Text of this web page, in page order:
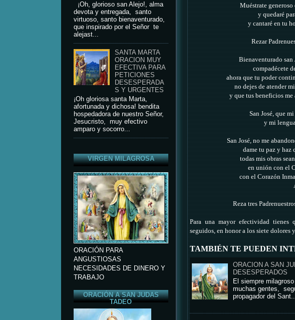
¡Oh, glorioso san Alejo!, alma
devota y entregada, santo
virtuoso, santo bienaventurado,
que inspirado por el Señor te
alejast...
SANTA MARTA
ORACION MUY
EFECTIVA PARA
PETICIONES
DESESPERADA
S Y URGENTES
¡Oh gloriosa santa Marta,
afortunada y dichosa! bendita
hospedadora de nuestro Señor,
Jesucristo, muy efectivo
amparo y socorro...
VIRGEN MILAGROSA
ORACIÓN PARA
ANGUSTIOSAS
NECESIDADES DE DINERO Y
TRABAJO
ORACIÓN A SAN JUDAS
TADEO
Muéstrate
y quedaré
y cantaré en tu
Rezar
Bienaventurado san
compadécete
ahora que tu poder
no dejes de atender
y que tus beneficios me
San José, que
y mi
San José, no me
dame tu paz y haz
todas mis obras
en unión con el
con el Corazón
Reza tres
Para una mayor efectividad
seguidos, en honor a los siete dolores
TAMBIÉN TE PUEDEN
ORACION A SAN
DESESPERADOS
El siempre
muchas gentes,
propagador del